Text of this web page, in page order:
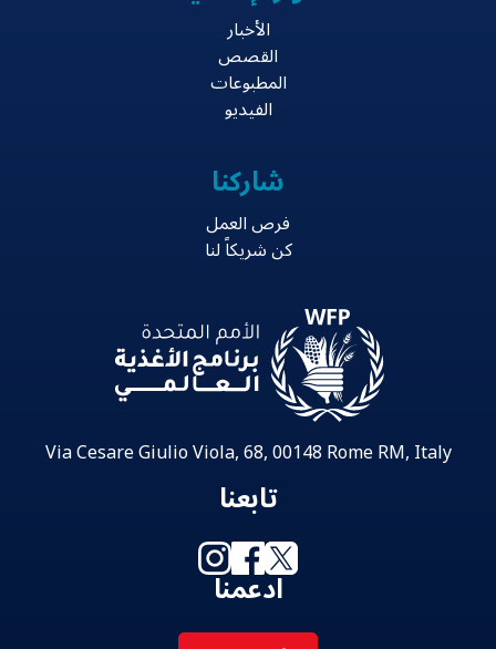
الأخبار
القصص
المطبوعات
الفيديو
شاركنا
فرص العمل
كن شريكاً لنا
Via Cesare Giulio Viola, 68, 00148 Rome RM, Italy
تابعنا
ادعمنا